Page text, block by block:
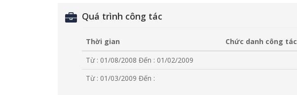
Quá trình công tác
Thời gian Chức danh công tác
Từ : 01/08/2008 Đến : 01/02/2009
Từ : 01/03/2009 Đến :